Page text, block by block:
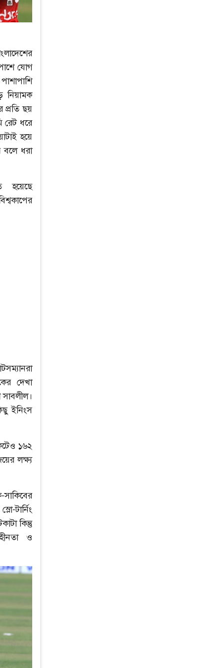
যোগ
নিয়ামক
প্রতি ছয়
রেট ধরে
হয়ে
বলে ধরা
হয়েছে
দেখা
ইনিংস
১৬২
লক্ষ্য
টার্নিং
কিন্তু
ও